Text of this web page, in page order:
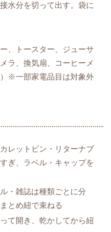
水分を切って出す。袋に
、トースター、ジューサ
ラ、換気扇、コーヒーメ
※一部家電品目は対象外
レットビン・リターナブ
ぎ、ラベル・キャップを
・雑誌は種類ごとに分
とめ紐で束ねる
て開き、乾かしてから紐